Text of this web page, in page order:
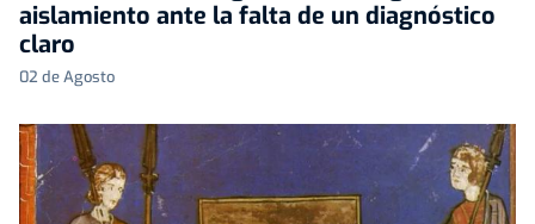
aislamiento ante la falta de un diagnóstico
claro
02 de Agosto